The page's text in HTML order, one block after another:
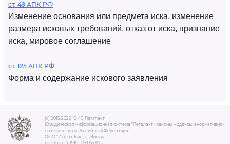
ст. 49 АПК РФ
Изменение основания или предмета иска, изменение
размера исковых требований, отказ от иска, признание
иска, мировое соглашение
ст. 125 АПК РФ
Форма и содержание искового заявления
(c) 2015-2026 ЮИС Легалакт
Юридическая информационная система "Легалакт - законы, кодексы и нормативно-
правовые акты Российской Федерации"
ООО "Инфра-Бит", г. Москва.
телефон +7 (910) 050-65-67